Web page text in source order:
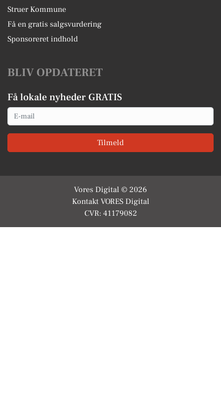
Struer Kommune
Få en gratis salgsvurdering
Sponsoreret indhold
BLIV OPDATERET
Få lokale nyheder GRATIS
Email
Tilmeld
Vores Digital © 2026
Kontakt VORES Digital
CVR: 41179082